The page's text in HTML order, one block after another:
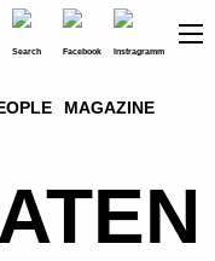
MAGAZINE